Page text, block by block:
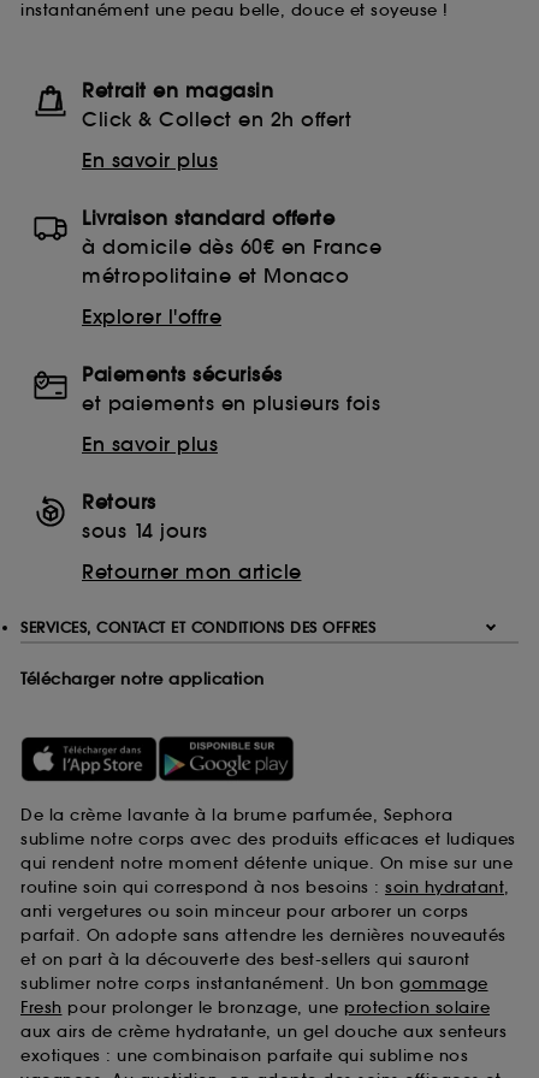
instantanément une peau belle, douce et soyeuse !
Retrait en magasin
Click & Collect en 2h offert
En savoir plus
Livraison standard offerte
à domicile dès 60€ en France
métropolitaine et Monaco
Explorer l'offre
Paiements sécurisés
et paiements en plusieurs fois
En savoir plus
Retours
sous 14 jours
Retourner mon article
SERVICES, CONTACT ET CONDITIONS DES OFFRES
Télécharger notre application
De la crème lavante à la brume parfumée, Sephora
sublime notre corps avec des produits efficaces et ludiques
qui rendent notre moment détente unique. On mise sur une
routine soin qui correspond à nos besoins : soin hydratant,
anti vergetures ou soin minceur pour arborer un corps
parfait. On adopte sans attendre les dernières nouveautés
et on part à la découverte des best-sellers qui sauront
sublimer notre corps instantanément. Un bon gommage
Fresh pour prolonger le bronzage, une protection solaire
aux airs de crème hydratante, un gel douche aux senteurs
exotiques : une combinaison parfaite qui sublime nos
lecture de ces traceurs requiert votre accord. Vous
choix" ci-dessous ou décider de "tout accepter".
Sephora pourra associer les informations de
navigation collectées par ces Cookies, pour les
collectées ou générées lors de votre activité en ligne
sur "continuer sans accepter". Voous pouvez à tout
moment choisir de retirer votrte consentement. Si vous
utilisés, cliquez ici.